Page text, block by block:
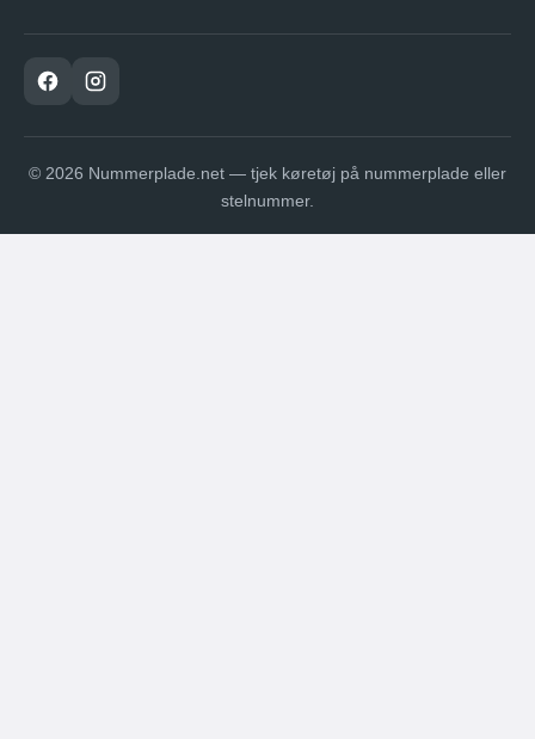
© 2026 Nummerplade.net — tjek køretøj på nummerplade eller
stelnummer.